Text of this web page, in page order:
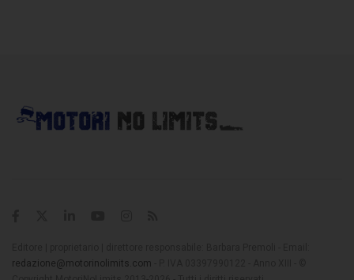
redazione@motorinolimits.com